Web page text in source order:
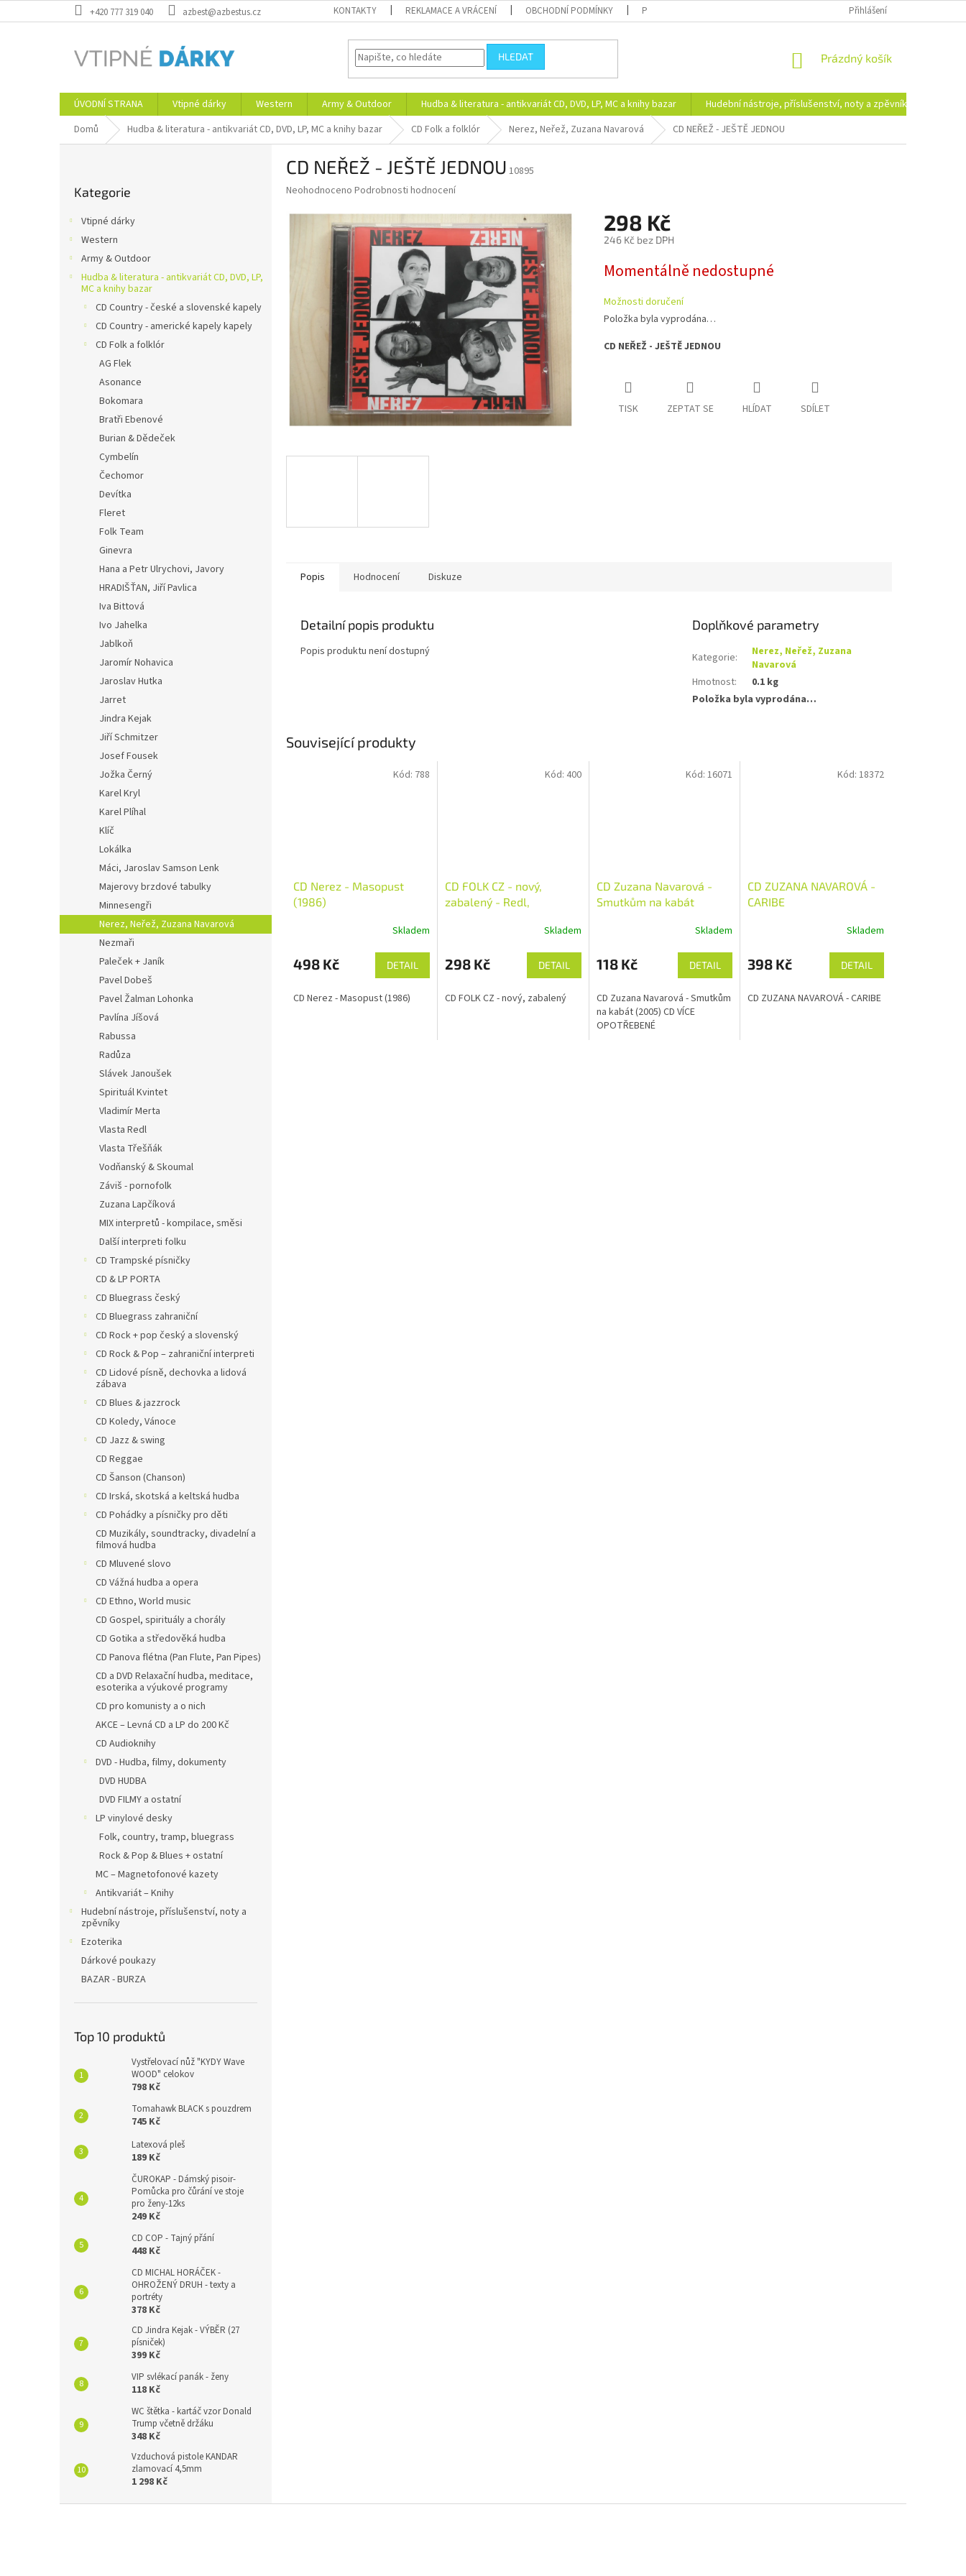
na
+420 777 319 040 azbest@azbestus.cz KONTAKTY REKLAMACE A VRÁCENÍ OBCHODNÍ PODMÍNKY PODMÍNKY OCHRANY OSOBNÍCH ÚDAJŮ DOPRAVA A PLATBA
Přihlášení
HLEDAT
NÁKUPNÍ
Prázdný košík
ÚVODNÍ STRANA Vtipné dárky Western Army & Outdoor Hudba & literatura - antikvariát CD, DVD, LP, MC a knihy bazar Hudební nástroje, příslušenství, noty a zpěvníky
Domů
Hudba & literatura - antikvariát CD, DVD, LP, MC a knihy bazar CD Folk a folklór Nerez, Neřež, Zuzana Navarová CD NEŘEŽ - JEŠTĚ JEDNOU
kategorie
Kategorie
Vtipné dárky
Western
Army & Outdoor
Hudba & literatura - antikvariát CD, DVD, LP,
MC a knihy bazar
CD Country - české a slovenské kapely
CD Country - americké kapely kapely
CD Folk a folklór
AG Flek
Asonance
Bokomara
Bratři Ebenové
Burian & Dědeček
Cymbelín
Čechomor
Devítka
Fleret
Folk Team
Ginevra
Hana a Petr Ulrychovi, Javory
HRADIŠŤAN, Jiří Pavlica
Iva Bittová
Ivo Jahelka
Jablkoň
Jaromír Nohavica
Jaroslav Hutka
Jarret
Jindra Kejak
Jiří Schmitzer
Josef Fousek
Jožka Černý
Karel Kryl
Karel Plíhal
Klíč
Lokálka
Máci, Jaroslav Samson Lenk
Majerovy brzdové tabulky
Minnesengři
Nerez, Neřež, Zuzana Navarová
Nezmaři
Paleček + Janík
Pavel Dobeš
Pavel Žalman Lohonka
Pavlína Jíšová
Rabussa
Radůza
Slávek Janoušek
Spirituál Kvintet
Vladimír Merta
Vlasta Redl
Vlasta Třešňák
Vodňanský & Skoumal
Záviš - pornofolk
Zuzana Lapčíková
MIX interpretů - kompilace, směsi
Další interpreti folku
CD Trampské písničky
CD & LP PORTA
CD Bluegrass český
CD Bluegrass zahraniční
CD Rock + pop český a slovenský
CD Rock & Pop – zahraniční interpreti
CD Lidové písně, dechovka a lidová
zábava
CD Blues & jazzrock
CD Koledy, Vánoce
CD Jazz & swing
CD Reggae
CD Šanson (Chanson)
CD Irská, skotská a keltská hudba
CD Pohádky a písničky pro děti
CD Muzikály, soundtracky, divadelní a
filmová hudba
CD Mluvené slovo
CD Vážná hudba a opera
CD Ethno, World music
CD Gospel, spirituály a chorály
CD Gotika a středověká hudba
CD Panova flétna (Pan Flute, Pan Pipes)
CD a DVD Relaxační hudba, meditace,
esoterika a výukové programy
CD pro komunisty a o nich
AKCE – Levná CD a LP do 200 Kč
CD Audioknihy
DVD - Hudba, filmy, dokumenty
DVD HUDBA
DVD FILMY a ostatní
LP vinylové desky
Folk, country, tramp, bluegrass
Rock & Pop & Blues + ostatní
MC – Magnetofonové kazety
Antikvariát – Knihy
Hudební nástroje, příslušenství, noty a
zpěvníky
Ezoterika
Dárkové poukazy
BAZAR - BURZA
Top 10 produktů
Vystřelovací nůž "KYDY Wave
WOOD" celokov
798 Kč
Tomahawk BLACK s pouzdrem
745 Kč
Latexová pleš
189 Kč
ČUROKAP - Dámský pisoir-
Pomůcka pro čůrání ve stoje
pro ženy-12ks
249 Kč
CD COP - Tajný přání
448 Kč
CD MICHAL HORÁČEK -
OHROŽENÝ DRUH - texty a
portréty
378 Kč
CD Jindra Kejak - VÝBĚR (27
písniček)
399 Kč
VIP svlékací panák - ženy
118 Kč
WC štětka - kartáč vzor Donald
Trump včetně držáku
348 Kč
Vzduchová pistole KANDAR
zlamovací 4,5mm
1 298 Kč
CD NEŘEŽ - JEŠTĚ JEDNOU 10895
Průměrné
produktu
Neohodnoceno Podrobnosti hodnocení
298 Kč
246 Kč bez DPH
cena:
Momentálně nedostupné
Možnosti doručení
Položka byla vyprodána…
CD NEŘEŽ - JEŠTĚ JEDNOU
TISK ZEPTAT SE HLÍDAT SDÍLET
Popis Hodnocení Diskuze
Detailní popis produktu
Popis produktu není dostupný
Doplňkové parametry
Kategorie:
Nerez, Neřež, Zuzana
Navarová
Hmotnost:
0.1 kg
Položka byla vyprodána…
Související produkty
CD Nerez - Masopust
(1986)
Skladem
498 Kč DETAIL
CD Nerez - Masopust (1986)
Kód: 788
CD FOLK CZ - nový,
zabalený - Redl,
Skladem
298 Kč DETAIL
CD FOLK CZ - nový, zabalený
Kód: 400
CD Zuzana Navarová -
Smutkům na kabát
Skladem
118 Kč DETAIL
CD Zuzana Navarová - Smutkům
na kabát (2005) CD VÍCE
OPOTŘEBENÉ
Kód:16071
CD ZUZANA NAVAROVÁ -
CARIBE
Skladem
398 Kč DETAIL
CD ZUZANA NAVAROVÁ - CARIBE
Kód: 18372